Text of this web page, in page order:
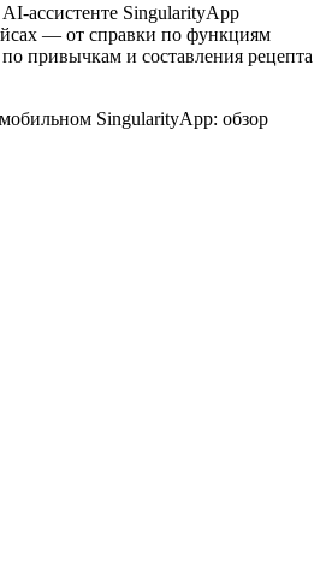
ассистенте SingularityApp
— от справки по функциям
привычкам и составления рецепта
SingularityApp: обзор